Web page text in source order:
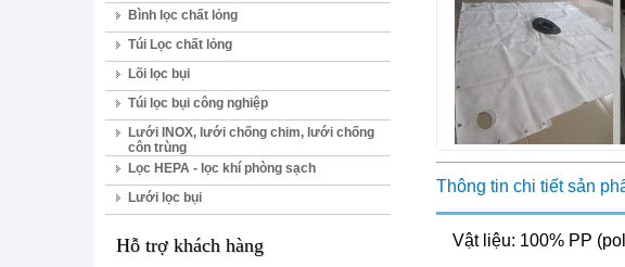
Bình lọc chất lỏng
Túi Lọc chất lỏng
Lõi lọc bụi
Túi lọc bụi công nghiệp
Lưới INOX, lưới chống chim, lưới chống
côn trùng
Lọc HEPA - lọc khí phòng sạch
Lưới lọc bụi
Hỗ trợ khách hàng
Thông tin chi tiết sản
Vật liệu: 100% PP